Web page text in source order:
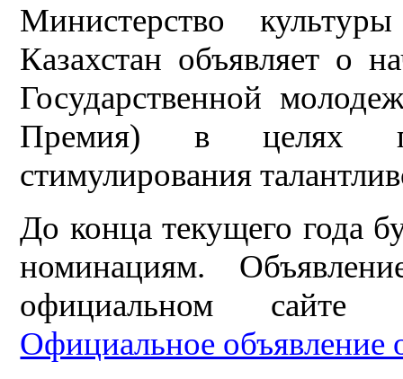
Министерство
Казахстан объявляет о
Государственной
Премия) в целях
стимулирования
До конца текущего года
номинациям.
официальном сайте
Официальное